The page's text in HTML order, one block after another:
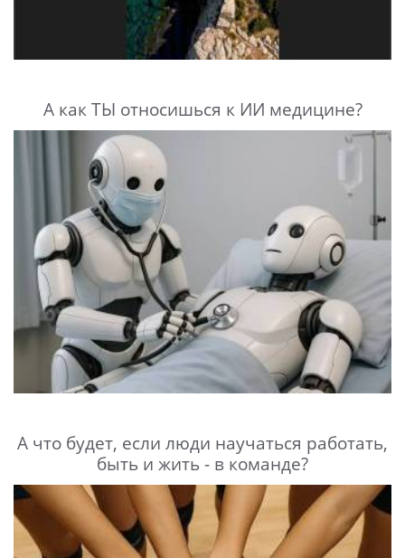
А как ТЫ относишься к ИИ медицине?
А что будет, если люди научаться работать,
быть и жить - в команде?